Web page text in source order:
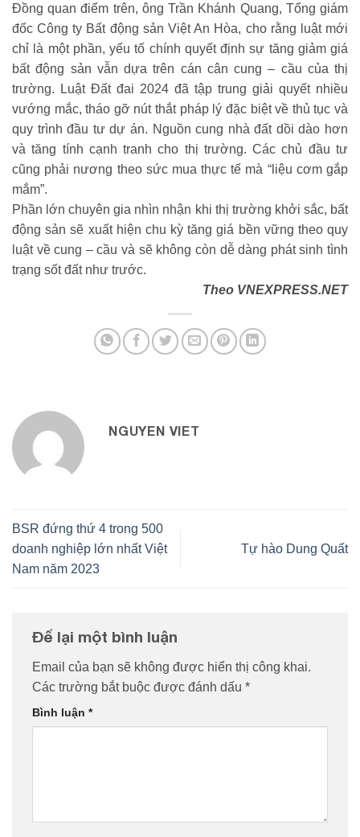
Đồng quan điểm trên, ông Trần Khánh Quang, Tổng giám
đốc Công ty Bất động sản Việt An Hòa, cho rằng luật mới
chỉ là một phần, yếu tố chính quyết định sự tăng giảm giá
bất động sản vẫn dựa trên cán cân cung – cầu của thị
trường. Luật Đất đai 2024 đã tập trung giải quyết nhiều
vướng mắc, tháo gỡ nút thắt pháp lý đặc biệt về thủ tục và
quy trình đầu tư dự án. Nguồn cung nhà đất dồi dào hơn
và tăng tính cạnh tranh cho thị trường. Các chủ đầu tư
cũng phải nương theo sức mua thực tế mà “liệu cơm gắp
mắm”.
Phần lớn chuyên gia nhìn nhận khi thị trường khởi sắc, bất
động sản sẽ xuất hiện chu kỳ tăng giá bền vững theo quy
luật về cung – cầu và sẽ không còn dễ dàng phát sinh tình
trạng sốt đất như trước.
Theo VNEXPRESS.NET
NGUYEN VIET
BSR đứng thứ 4 trong 500
doanh nghiệp lớn nhất Việt
Nam năm 2023
Tự hào Dung Quất
Để lại một bình luận
Email của bạn sẽ không được hiển thị công khai.
Các trường bắt buộc được đánh dấu *
Bình luận *